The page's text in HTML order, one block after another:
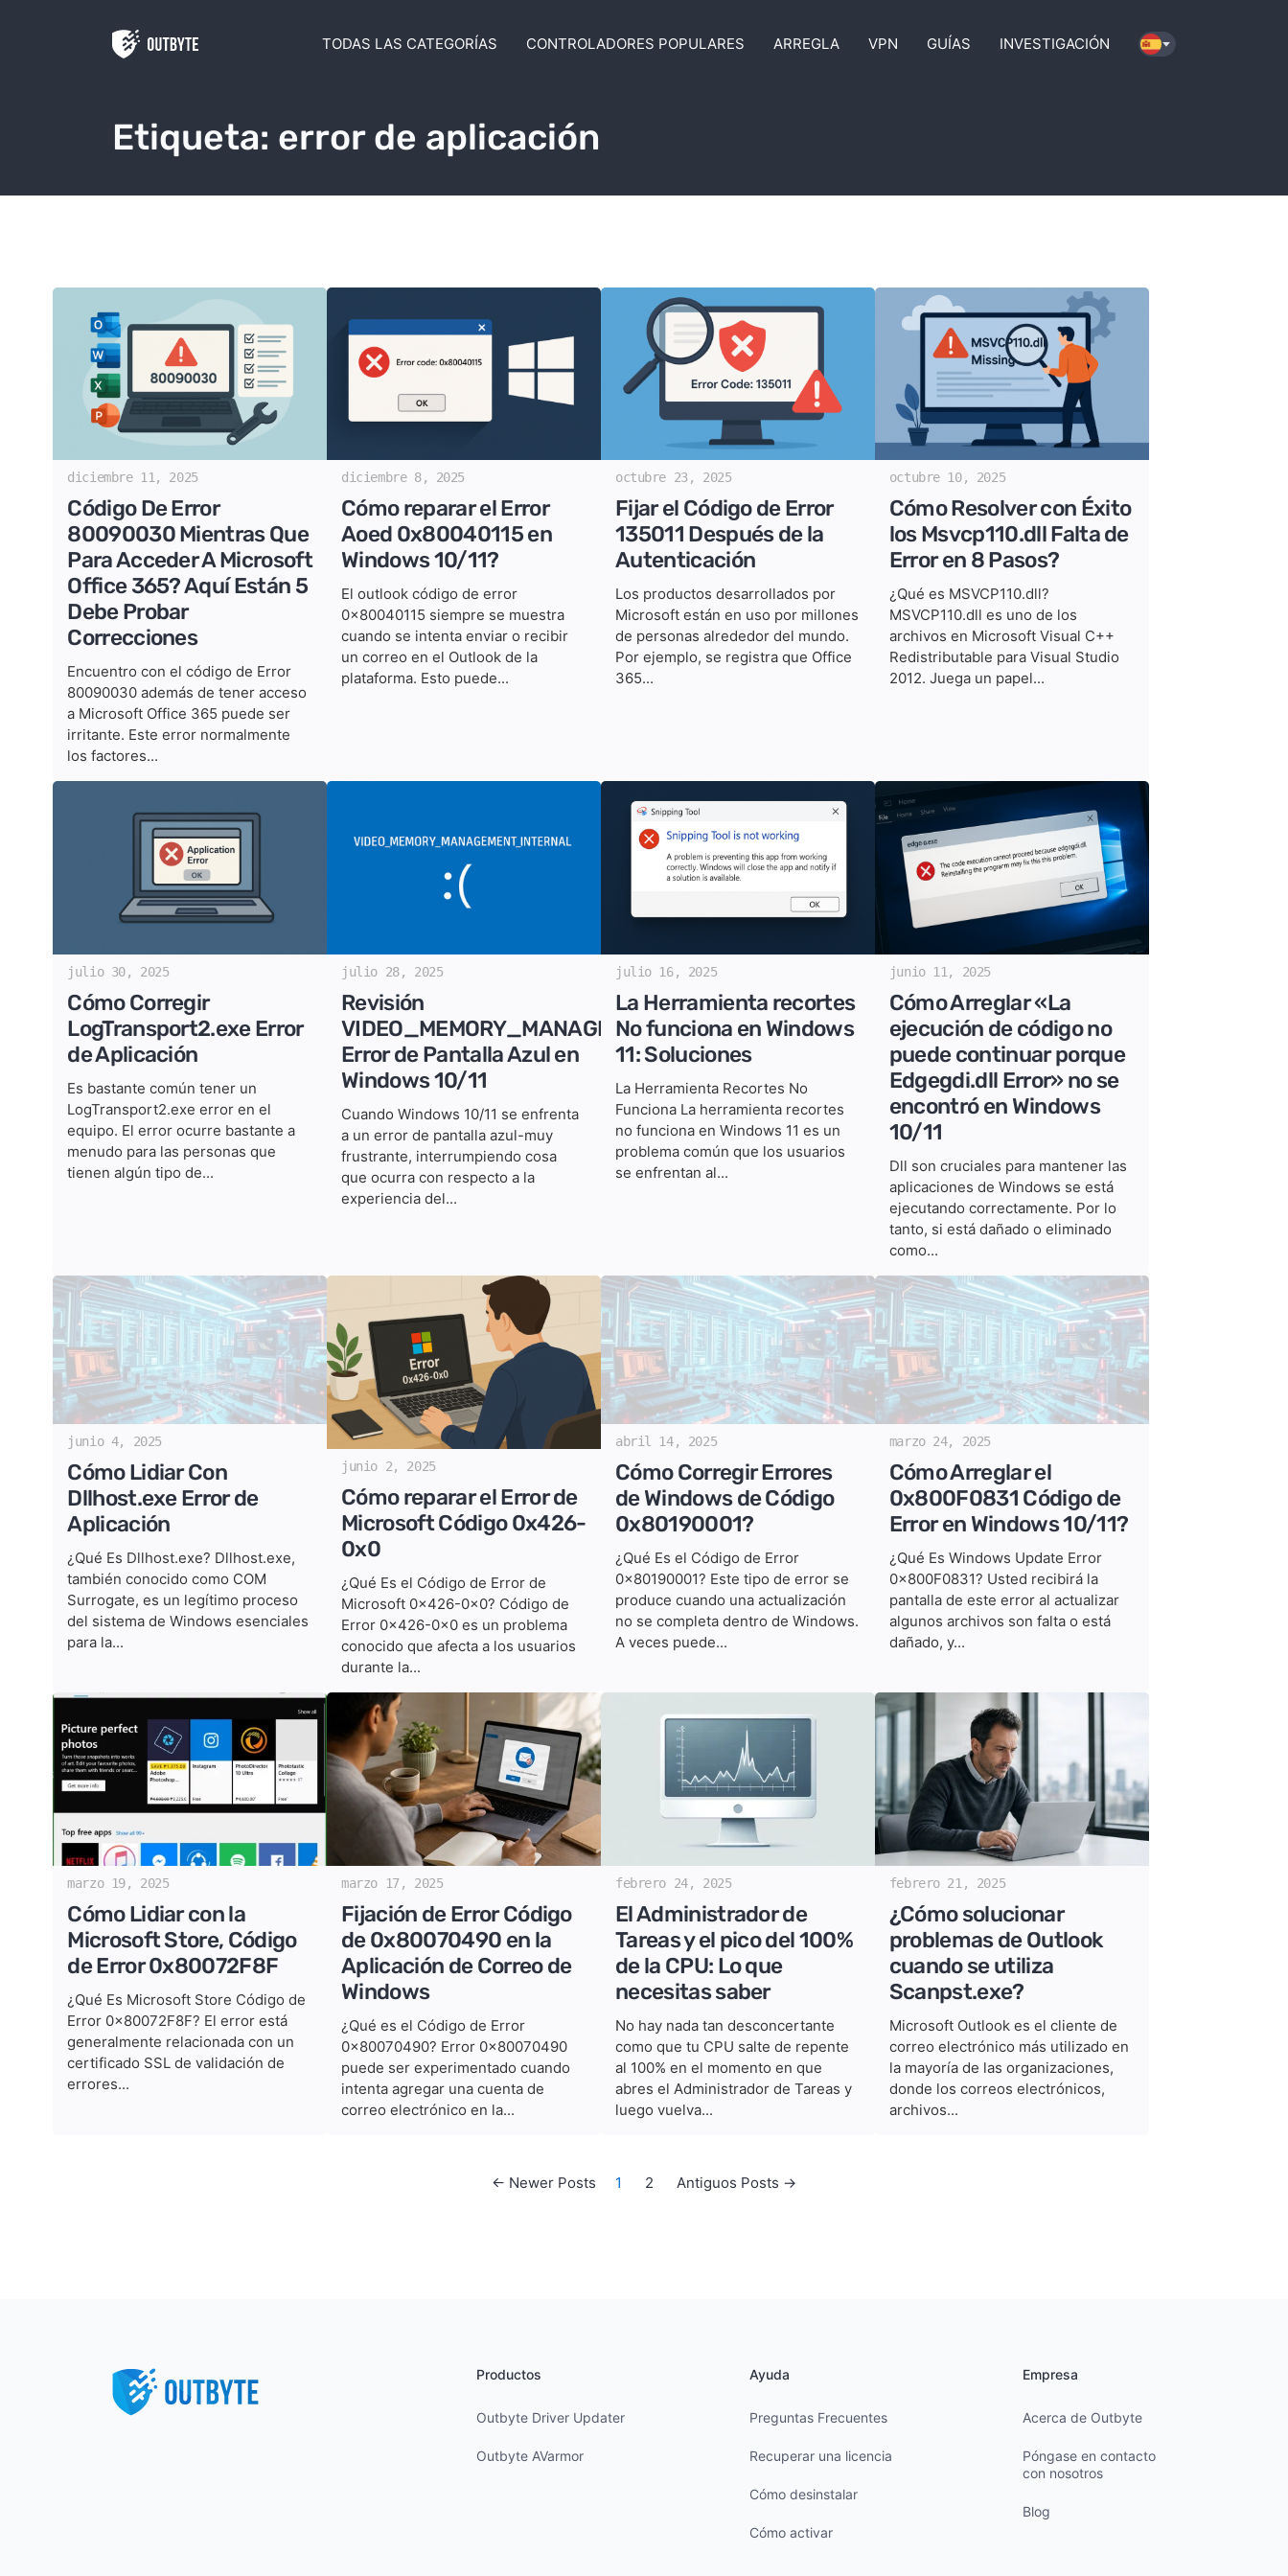
TODAS LAS CATEGORÍAS
CONTROLADORES POPULARES ARREGLA VPN GUÍAS INVESTIGACIÓN
Etiqueta: error de aplicación
diciembre 11, 2025
Código De Error
80090030 Mientras Que
Para Acceder A Microsoft
Office 365? Aquí Están 5
Debe Probar
Correcciones
Encuentro con el código de Error
80090030 además de tener acceso
a Microsoft Office 365 puede ser
irritante. Este error normalmente
los factores...
diciembre 8, 2025
Cómo reparar el Error
Aoed 0x80040115 en
Windows 10/11?
El outlook código de error
0x80040115 siempre se muestra
cuando se intenta enviar o recibir
un correo en el Outlook de la
plataforma. Esto puede...
octubre 23, 2025
Fijar el Código de Error
135011 Después de la
Autenticación
Los productos desarrollados por
Microsoft están en uso por millones
de personas alrededor del mundo.
Por ejemplo, se registra que Office
365...
octubre 10, 2025
Cómo Resolver con Éxito
los Msvcp110.dll Falta de
Error en 8 Pasos?
¿Qué es MSVCP110.dll?
MSVCP110.dll es uno de los
archivos en Microsoft Visual C++
Redistributable para Visual Studio
2012. Juega un papel...
julio 30, 2025
Cómo Corregir
LogTransport2.exe Error
de Aplicación
Es bastante común tener un
LogTransport2.exe error en el
equipo. El error ocurre bastante a
menudo para las personas que
tienen algún tipo de...
julio 28, 2025
Revisión
VIDEO_MEMORY_MANAGEMENT_INTERNAL
Error de Pantalla Azul en
Windows 10/11
Cuando Windows 10/11 se enfrenta
a un error de pantalla azul-muy
frustrante, interrumpiendo cosa
que ocurra con respecto a la
experiencia del...
julio 16, 2025
La Herramienta recortes
No funciona en Windows
11: Soluciones
La Herramienta Recortes No
Funciona La herramienta recortes
no funciona en Windows 11 es un
problema común que los usuarios
se enfrentan al...
junio 11, 2025
Cómo Arreglar «La
ejecución de código no
puede continuar porque
Edgegdi.dll Error» no se
encontró en Windows
10/11
Dll son cruciales para mantener las
aplicaciones de Windows se está
ejecutando correctamente. Por lo
tanto, si está dañado o eliminado
como...
junio 4, 2025
Cómo Lidiar Con
Dllhost.exe Error de
Aplicación
¿Qué Es Dllhost.exe? Dllhost.exe,
también conocido como COM
Surrogate, es un legítimo proceso
del sistema de Windows esenciales
para la...
junio 2, 2025
Cómo reparar el Error de
Microsoft Código 0x426-
0x0
¿Qué Es el Código de Error de
Microsoft 0x426-0x0? Código de
Error 0x426-0x0 es un problema
conocido que afecta a los usuarios
durante la...
abril 14, 2025
Cómo Corregir Errores
de Windows de Código
0x80190001?
¿Qué Es el Código de Error
0x80190001? Este tipo de error se
produce cuando una actualización
no se completa dentro de Windows.
A veces puede...
marzo 24, 2025
Cómo Arreglar el
0x800F0831 Código de
Error en Windows 10/11?
¿Qué Es Windows Update Error
0x800F0831? Usted recibirá la
pantalla de este error al actualizar
algunos archivos son falta o está
dañado, y...
marzo 19, 2025
Cómo Lidiar con la
Microsoft Store, Código
de Error 0x80072F8F
¿Qué Es Microsoft Store Código de
Error 0x80072F8F? El error está
generalmente relacionada con un
certificado SSL de validación de
errores...
marzo 17, 2025
Fijación de Error Código
de 0x80070490 en la
Aplicación de Correo de
Windows
¿Qué es el Código de Error
0x80070490? Error 0x80070490
puede ser experimentado cuando
intenta agregar una cuenta de
correo electrónico en la...
febrero 24, 2025
El Administrador de
Tareas y el pico del 100%
de la CPU: Lo que
necesitas saber
No hay nada tan desconcertante
como que tu CPU salte de repente
al 100% en el momento en que
abres el Administrador de Tareas y
luego vuelva...
febrero 21, 2025
¿Cómo solucionar
problemas de Outlook
cuando se utiliza
Scanpst.exe?
Microsoft Outlook es el cliente de
correo electrónico más utilizado en
la mayoría de las organizaciones,
donde los correos electrónicos,
archivos...
← Newer Posts 1 2 Antiguos Posts →
Productos
Outbyte Driver Updater
Outbyte AVarmor
Ayuda
Preguntas Frecuentes
Recuperar una licencia
Cómo desinstalar
Cómo activar
Empresa
Acerca de Outbyte
Póngase en contacto
con nosotros
Blog